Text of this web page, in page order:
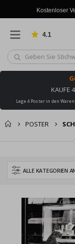
Kostenloser
4.1
KAUFE
Lege 4 Poster in den
POSTER
ALLE KATEGORIEN